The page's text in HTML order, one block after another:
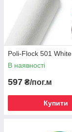
Poli-Flock 501 White
В наявності
597 ₴/пог.м
Купити